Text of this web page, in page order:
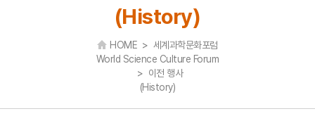
(History)
HOME > 세계과학문화포럼
World Science Culture Forum
> 이전 행사
(History)